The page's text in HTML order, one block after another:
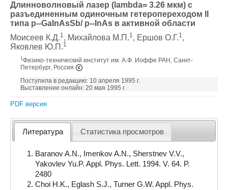
Длинноволновый лазер (lambda= 3.26 мкм) с
разъединенным одиночным гетеропереходом II
типа p--GaInAsSb/ p--InAs в активной области
Моисеев К.Д.1, Михайлова М.П.1, Ершов О.Г.1,
Яковлев Ю.П.1
1 Физико-технический институт им. А.Ф. Иоффе РАН, Санкт-
Петербург, Россия
Поступила в редакцию: 10 апреля 1995 г.
Выставление онлайн: 20 мая 1995 г.
PDF версия
Литература Статистика просмотров
Baranov A.N., Imenkov A.N., Sherstnev V.V.,
Yakovlev Yu.P. Appl. Phys. Lett. 1994. V. 64. P.
2480
Choi H.K., Eglash S.J., Turner G.W. Appl. Phys.